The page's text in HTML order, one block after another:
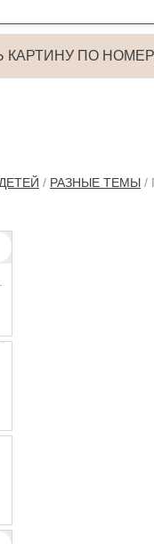
КАРТИНУ ПО
/ РАЗНЫЕ ТЕМЫ /